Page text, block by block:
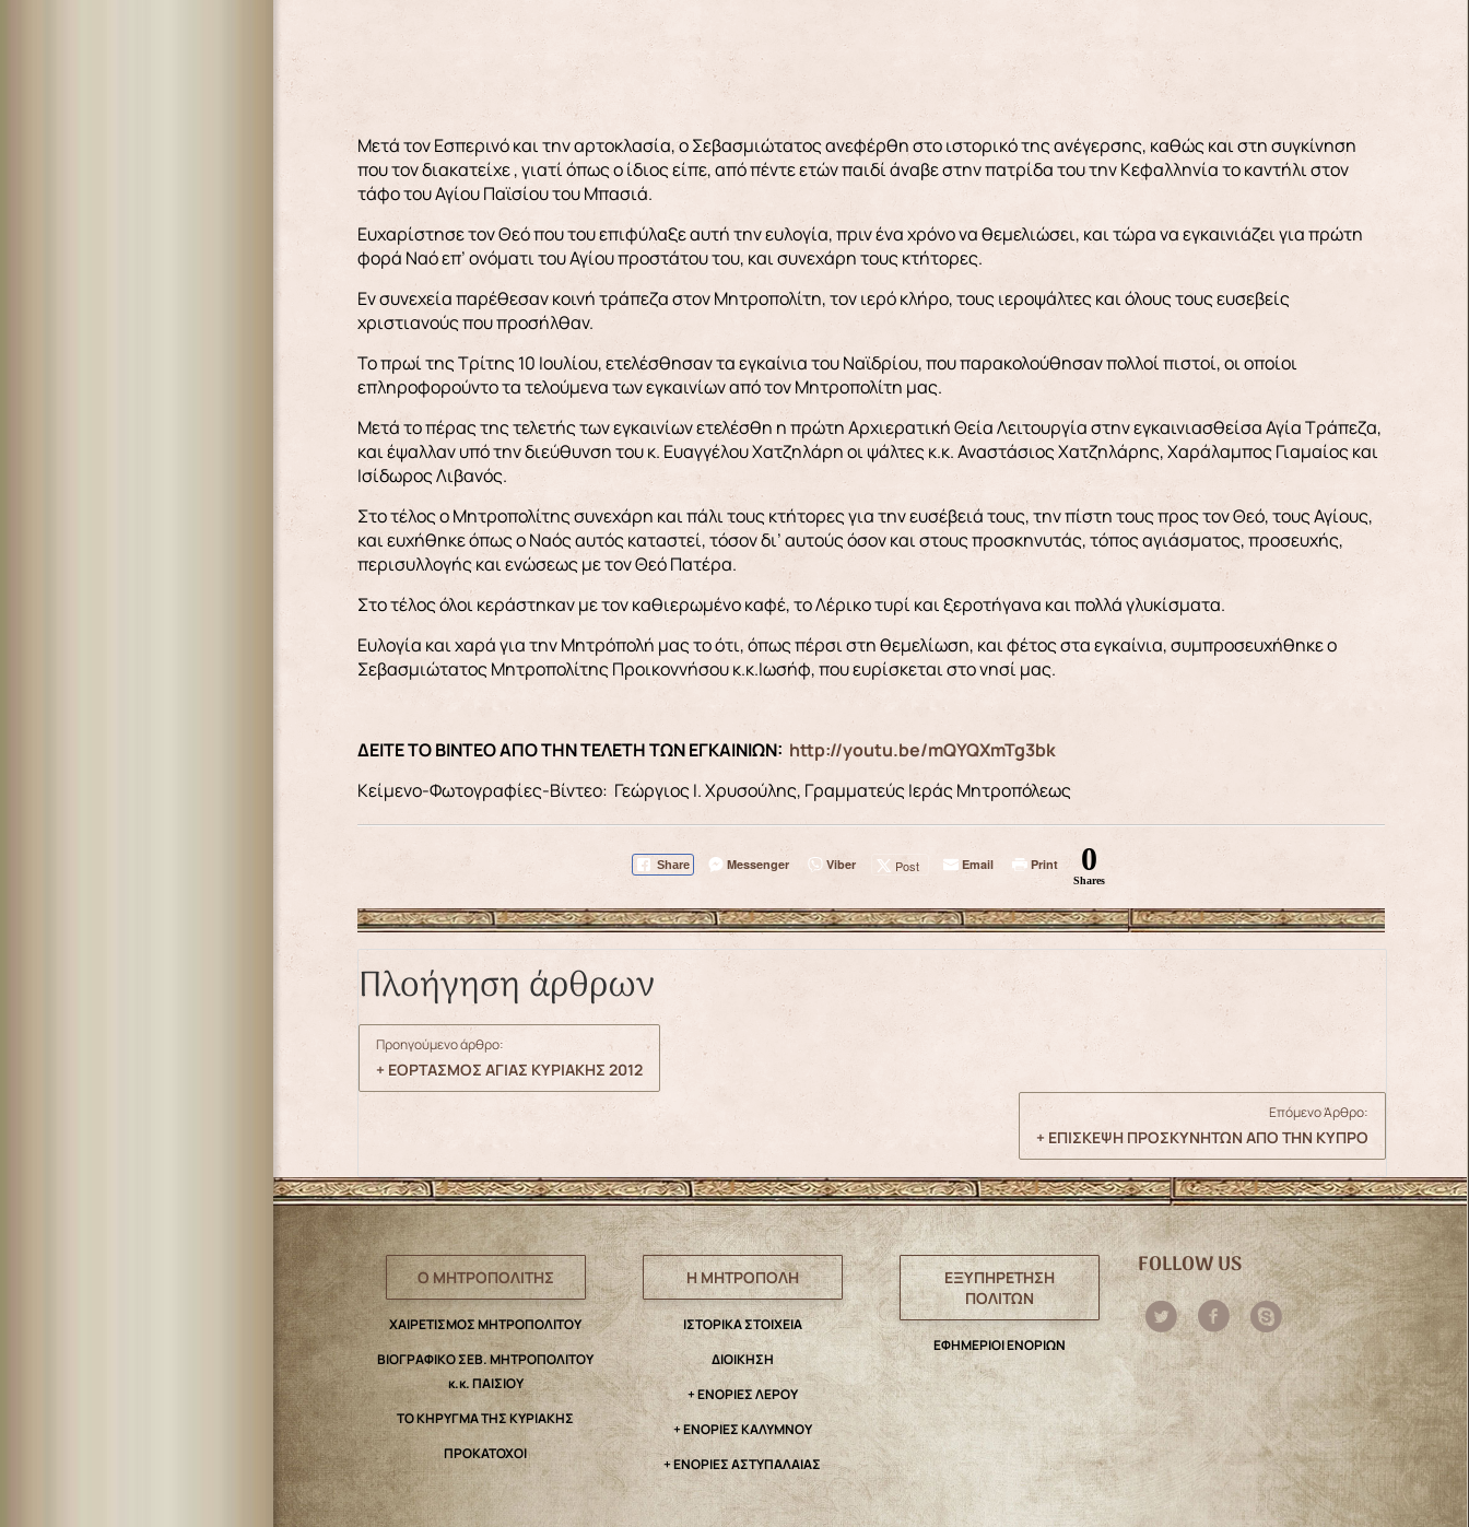
Μετά τον Εσπερινό και την αρτοκλασία, ο Σεβασμιώτατος ανεφέρθη στο ιστορικό της ανέγερσης, καθώς και στη συγκίνηση
που τον διακατείχε , γιατί όπως ο ίδιος είπε, από πέντε ετών παιδί άναβε στην πατρίδα του την Κεφαλληνία το καντήλι στον
τάφο του Αγίου Παϊσίου του Μπασιά.
Ευχαρίστησε τον Θεό που του επιφύλαξε αυτή την ευλογία, πριν ένα χρόνο να θεμελιώσει, και τώρα να εγκαινιάζει για πρώτη
φορά Ναό επ’ ονόματι του Αγίου προστάτου του, και συνεχάρη τους κτήτορες.
Εν συνεχεία παρέθεσαν κοινή τράπεζα στον Μητροπολίτη, τον ιερό κλήρο, τους ιεροψάλτες και όλους τους ευσεβείς
χριστιανούς που προσήλθαν.
Το πρωί της Τρίτης 10 Ιουλίου, ετελέσθησαν τα εγκαίνια του Ναϊδρίου, που παρακολούθησαν πολλοί πιστοί, οι οποίοι
επληροφορούντο τα τελούμενα των εγκαινίων από τον Μητροπολίτη μας.
Μετά το πέρας της τελετής των εγκαινίων ετελέσθη η πρώτη Αρχιερατική Θεία Λειτουργία στην εγκαινιασθείσα Αγία Τράπεζα,
και έψαλλαν υπό την διεύθυνση του κ. Ευαγγέλου Χατζηλάρη οι ψάλτες κ.κ. Αναστάσιος Χατζηλάρης, Χαράλαμπος Γιαμαίος και
Ισίδωρος Λιβανός.
Στο τέλος ο Μητροπολίτης συνεχάρη και πάλι τους κτήτορες για την ευσέβειά τους, την πίστη τους προς τον Θεό, τους Αγίους,
και ευχήθηκε όπως ο Ναός αυτός καταστεί, τόσον δι’ αυτούς όσον και στους προσκηνυτάς, τόπος αγιάσματος, προσευχής,
περισυλλογής και ενώσεως με τον Θεό Πατέρα.
Στο τέλος όλοι κεράστηκαν με τον καθιερωμένο καφέ, το Λέρικο τυρί και ξεροτήγανα και πολλά γλυκίσματα.
Ευλογία και χαρά για την Μητρόπολή μας το ότι, όπως πέρσι στη θεμελίωση, και φέτος στα εγκαίνια, συμπροσευχήθηκε ο
Σεβασμιώτατος Μητροπολίτης Προικοννήσου κ.κ.Ιωσήφ, που ευρίσκεται στο νησί μας.
ΔΕΙΤΕ ΤΟ ΒΙΝΤΕΟ ΑΠΟ ΤΗΝ ΤΕΛΕΤΗ ΤΩΝ ΕΓΚΑΙΝΙΩΝ: http://youtu.be/mQYQXmTg3bk
Κείμενο-Φωτογραφίες-Βίντεο: Γεώργιος Ι. Χρυσούλης, Γραμματεύς Ιεράς Μητροπόλεως
Share Messenger Viber Post Email Print 0
Shares
Πλοήγηση άρθρων
Προηγούμενο άρθρο:
+ ΕΟΡΤΑΣΜΟΣ ΑΓΙΑΣ ΚΥΡΙΑΚΗΣ 2012
Επόμενο Άρθρο:
+ ΕΠΙΣΚΕΨΗ ΠΡΟΣΚΥΝΗΤΩΝ ΑΠΟ ΤΗΝ ΚΥΠΡΟ
Ο ΜΗΤΡΟΠΟΛΙΤΗΣ
ΧΑΙΡΕΤΙΣΜΟΣ ΜΗΤΡΟΠΟΛΙΤΟΥ
ΒΙΟΓΡΑΦΙΚΟ ΣΕΒ. ΜΗΤΡΟΠΟΛΙΤΟΥ
κ.κ. ΠΑΙΣΙΟΥ
ΤΟ ΚΗΡΥΓΜΑ ΤΗΣ ΚΥΡΙΑΚΗΣ
ΠΡΟΚΑΤΟΧΟΙ
Η ΜΗΤΡΟΠΟΛΗ
IΣΤΟΡΙΚΑ ΣΤΟΙΧΕΙΑ
ΔΙΟΙΚΗΣΗ
+ ΕΝΟΡΙΕΣ ΛΕΡΟΥ
+ ΕΝΟΡΙΕΣ ΚΑΛΥΜΝΟΥ
+ ΕΝΟΡΙΕΣ ΑΣΤΥΠΑΛΑΙΑΣ
ΕΞΥΠΗΡΕΤΗΣΗ
ΠΟΛΙΤΩΝ
ΕΦΗΜΕΡΙΟΙ ΕΝΟΡΙΩΝ
FOLLOW US